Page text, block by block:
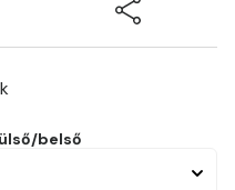
belső